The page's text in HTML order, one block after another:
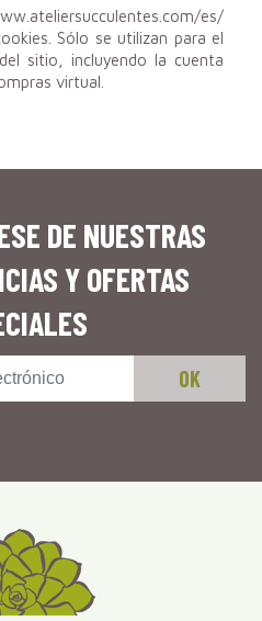
es/
Sólo se utilizan para el
sitio, incluyendo la cuenta
virtual.
DE NUESTRAS
Y OFERTAS